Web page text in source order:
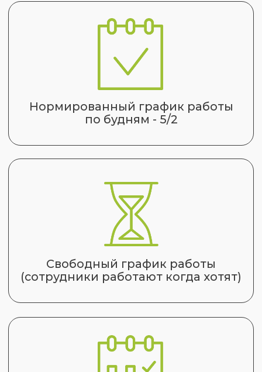
Сменный график работы - 2/2, 1/3, 1/1
ВОЗМОЖНОСТИ
Для наиболее эффективного и
подходящего именно вам
распределения карточек Сделок по
ответственным сотрудникам вы
можете воспользоваться одним из
четырех основных алгоритмов:
Сделки среди выбранных
получал по одной в очереди.
По очереди
01